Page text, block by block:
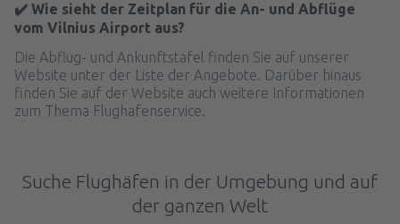
✔️ Wie sieht der Zeitplan für die An- und Abflüge
vom Vilnius Airport aus?
Die Abflug- und Ankunftstafel finden Sie auf unserer
Website unter der Liste der Angebote. Darüber hinaus
finden Sie auf der Website auch weitere Informationen
zum Thema Flughafenservice.
Suche Flughäfen in der Umgebung und auf
der ganzen Welt